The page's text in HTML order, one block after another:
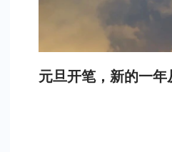
元旦开笔，新的一